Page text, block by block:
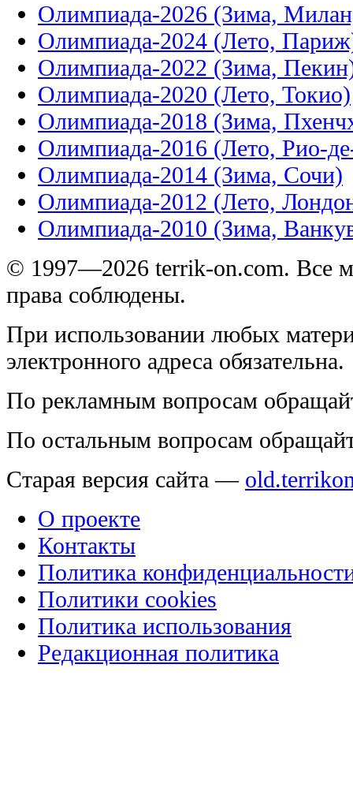
Олимпиада-2026 (Зима,
Олимпиада-2024 (Лето,
Олимпиада-2022 (Зима,
Олимпиада-2020 (Лето, Токио)
Олимпиада-2018 (Зима,
Олимпиада-2016 (Лето, Рио-
Олимпиада-2014 (Зима, Сочи)
Олимпиада-2012 (Лето,
Олимпиада-2010 (Зима,
© 1997—2026 terrik-on.com. Все
права соблюдены.
При использовании любых
электронного адреса обязательна.
По рекламным вопросам
По остальным вопросам
Старая версия сайта —
О проекте
Контакты
Политика
Политики cookies
Политика использования
Редакционная политика